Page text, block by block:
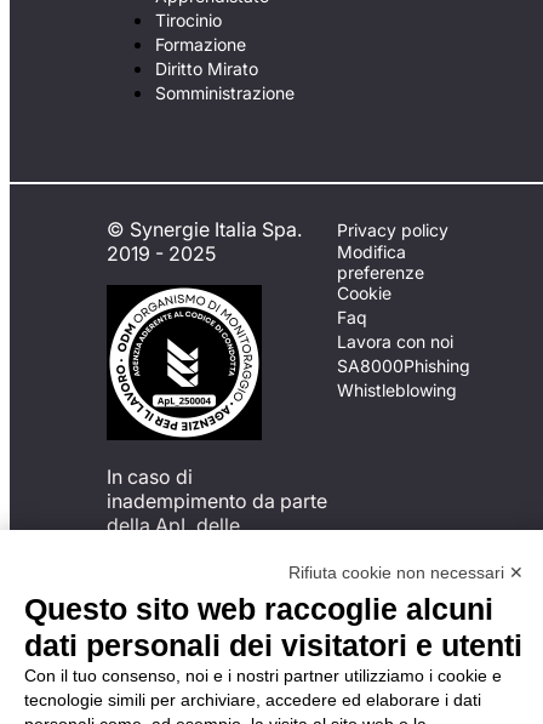
Tirocinio
Formazione
Diritto Mirato
Somministrazione
© Synergie Italia Spa.
2019 - 2025
In caso di
inadempimento da parte
della ApL delle
del Codice di Condotta, è
possibile presentare un
reclamo
all’Organismo di
Monitoraggio utilizzando
una delle modalità
descritte al seguente
Privacy policy
Modifica
preferenze
Cookie
Faq
Lavora con noi
SA8000Phishing
Whistleblowing
Rifiuta cookie non necessari ✕
Questo sito web raccoglie alcuni
dati personali dei visitatori e utenti
Con il tuo consenso, noi e i nostri partner utilizziamo i cookie e
tecnologie simili per archiviare, accedere ed elaborare i dati